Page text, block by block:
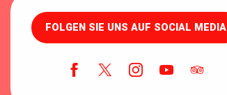
FOLGEN SIE UNS AUF SOCIAL MEDIA